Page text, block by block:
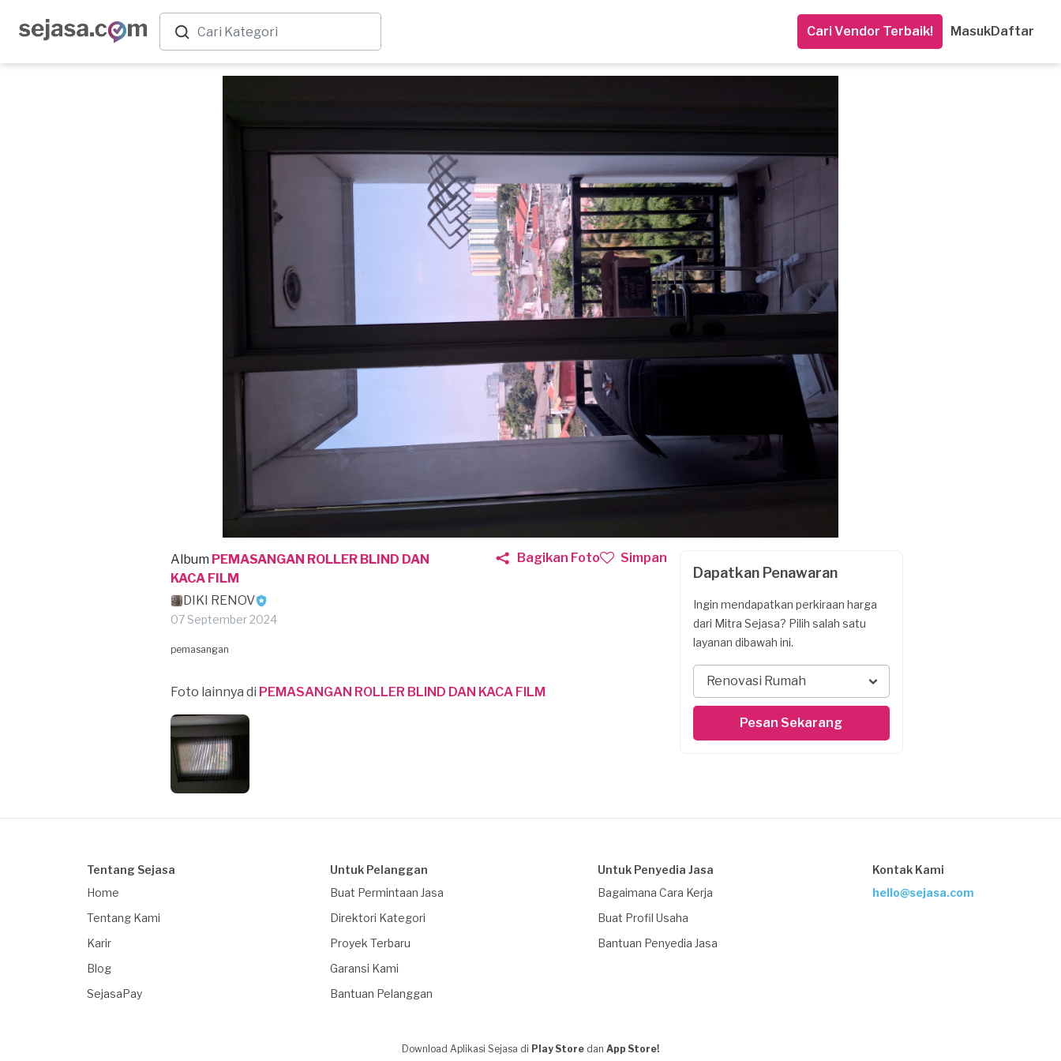
Cari Vendor Terbaik! MasukDaftar
Album PEMASANGAN ROLLER BLIND DAN
KACA FILM
DIKI RENOV
07 September 2024
Bagikan Foto Simpan
pemasangan
Foto lainnya di PEMASANGAN ROLLER BLIND DAN KACA FILM
Dapatkan Penawaran
Ingin mendapatkan perkiraan harga
dari Mitra Sejasa? Pilih salah satu
layanan dibawah ini.
Renovasi Rumah
Pesan Sekarang
Tentang Sejasa
Home
Tentang Kami
Karir
Blog
SejasaPay
Untuk Pelanggan
Buat Permintaan Jasa
Direktori Kategori
Proyek Terbaru
Garansi Kami
Bantuan Pelanggan
Untuk Penyedia Jasa
Bagaimana Cara Kerja
Buat Profil Usaha
Bantuan Penyedia Jasa
Kontak Kami
hello@sejasa.com
Download Aplikasi Sejasa di Play Store dan App Store!